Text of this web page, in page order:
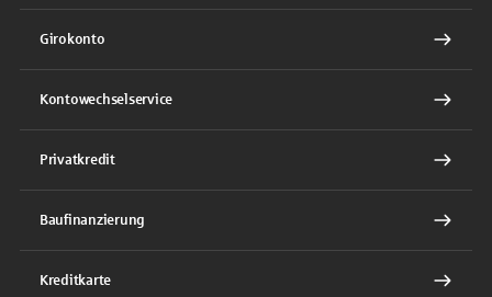
Girokonto
Kontowechselservice
Privatkredit
Baufinanzierung
Kreditkarte